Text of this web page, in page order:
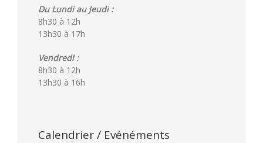
Du Lundi au Jeudi :
8h30 à 12h
13h30 à 17h
Vendredi :
8h30 à 12h
13h30 à 16h
Calendrier / Evénéments